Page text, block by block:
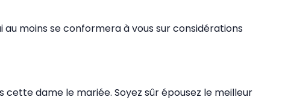
moins se conformera à vous sur considérations
dame le mariée. Soyez sûr épousez le meilleur